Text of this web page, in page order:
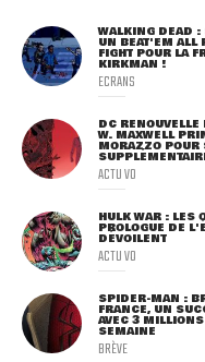
WALKING DEAD :
UN BEAT'EM ALL
FIGHT POUR LA
KIRKMAN !
ECRANS
DC
W. MAXWELL
MORAZZO POUR
ACTU VO
HULK WAR : LES
PROLOGUE DE
DÉVOILENT
ACTU VO
SPIDER-MAN :
FRANCE, UN
AVEC 3
SEMAINE
BRÈVE